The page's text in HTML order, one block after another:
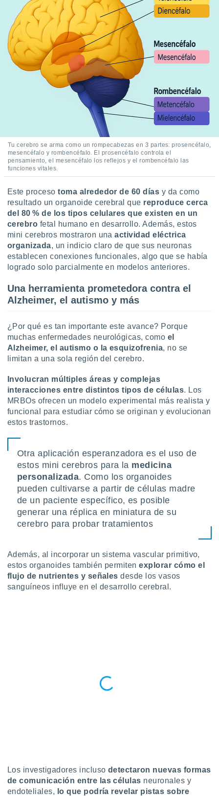
utilizar
crear un
uso de
de
o a través
de
de
uso de
con el
e
mediante
de
1199
Tu cerebro se arma como un rompecabezas en 3 partes: prosencéfalo,
mesencéfalo y rombencéfalo. El prosencéfalo controla el
pensamiento, el mesencéfalo los reflejos y el rombencéfalo las
funciones vitales.
Este proceso toma alrededor de 60 días y da como
resultado un organoide cerebral que reproduce cerca
del 80 % de los tipos celulares que existen en un
cerebro fetal humano en desarrollo. Además, estos
mini cerebros mostraron unaactividad eléctrica
organizada, un indicio claro de que sus neuronas
establecen conexiones funcionales, algo que se había
logrado solo parcialmente en modelos anteriores.
Una herramienta prometedora contra el
Alzheimer, el autismo y más
¿Por qué es tan importante este avance? Porque
muchas enfermedades neurológicas, como el
Alzheimer, el autismo o la esquizofrenia, no se
limitan a una sola región del cerebro.
Involucran múltiples áreas y complejas
interacciones entre distintos tipos de células. Los
MRBOs ofrecen un modelo experimental más realista y
funcional para estudiar cómo se originan y evolucionan
estos trastornos.
Otra aplicación esperanzadora es el uso de
estos mini cerebros para la medicina
personalizada. Como los organoides
pueden cultivarse a partir de células madre
de un paciente específico, es posible
generar una réplica en miniatura de su
cerebro para probar tratamientos
Además, al incorporar un sistema vascular primitivo,
estos organoides también permiten explorar cómo el
flujo de nutrientes y señales desde los vasos
sanguíneos influye en el desarrollo cerebral.
Los investigadores incluso detectaron nuevas formas
de comunicación entre las células neuronales y
endoteliales, lo que podría revelar pistas sobre